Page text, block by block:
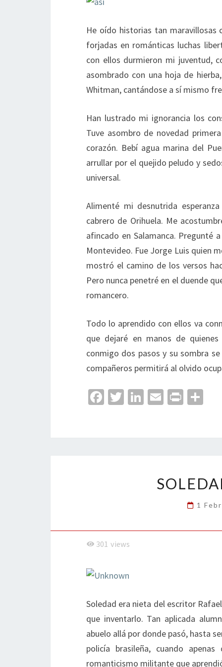
He oído historias tan maravillosas
forjadas en románticas luchas
con ellos durmieron mi juventud,
asombrado con una hoja de
Whitman, cantándose a sí mismo
Han lustrado mi ignorancia los
Tuve asombro de novedad
corazón. Bebí agua marina del
arrullar por el quejido peludo y
universal.
Alimenté mi desnutrida
cabrero de Orihuela. Me
afincado en Salamanca. Pregunté
Montevideo. Fue Jorge Luis quien
mostró el camino de los versos
Pero nunca penetré en el duende
romancero.
Todo lo aprendido con ellos va
que dejaré en manos de
conmigo dos pasos y su sombra
compañeros permitirá al olvido
Fa
o
T
Li
n
E
Pr
ar
tir
1
301 views
Soledad era nieta del escritor
que inventarlo. Tan aplicada
abuelo allá por donde pasó, hasta
policía brasileña, cuando
romanticismo militante que